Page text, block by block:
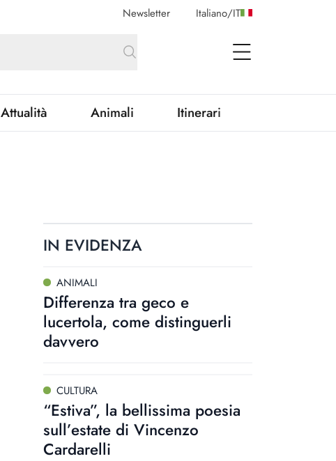
Newsletter Italiano/IT
open Menu
Attualità Animali Itinerari
IN EVIDENZA
ANIMALI
Differenza tra geco e
lucertola, come distinguerli
davvero
CULTURA
“Estiva”, la bellissima poesia
sull’estate di Vincenzo
Cardarelli